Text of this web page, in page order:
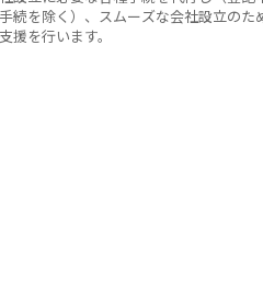
続を除く）、スムーズな会社設立のた
援を行います。